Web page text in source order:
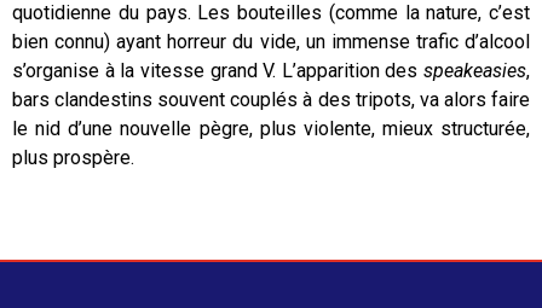
quotidienne du pays. Les bouteilles (comme la nature, c’est
bien connu) ayant horreur du vide, un immense trafic d’alcool
s’organise à la vitesse grand V. L’apparition des speakeasies,
bars clandestins souvent couplés à des tripots, va alors faire
le nid d’une nouvelle pègre, plus violente, mieux structurée,
plus prospère.